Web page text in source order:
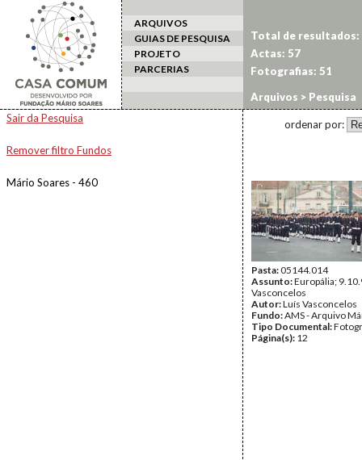
ARQUIVOS
GUIAS DE PESQUISA
PROJETO
PARCERIAS
Arquivos > Pesquisa
Sair da Pesquisa
Remover filtro Fundos
Mário Soares - 460
Total de resultados:
Actas: 57
Fotografias: 51
ordenar por:
Pasta:05144.014
Assunto:Europália;
Vasconcelos
Autor:Luís Vasconcelos
Fundo:AMS - Arquivo
Tipo Documental:
Página(s): 12